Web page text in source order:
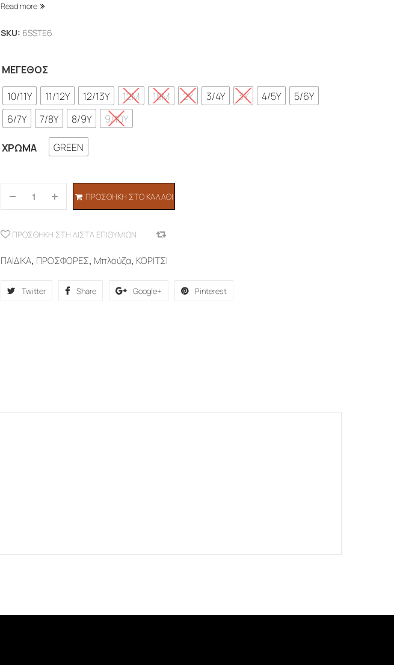
Read more
SKU: 6SSTE6
ΜΈΓΕΘΟΣ
10/11Y
11/12Y 12/13Y 12M 18M 2Y 3/4Y 3Y 4/5Y
5/6Y
6/7Y
7/8Y 8/9Y 9/10Y
ΧΡΏΜΑ GREEN
ΠΡΟΣΘΉΚΗ ΣΤΟ ΚΑΛΆΘΙ
ΠΡΟΣΘΉΚΗ ΣΤΗ ΛΊΣΤΑ ΕΠΙΘΥΜΙΏΝ
ΠΑΙΔΙΚΑ, ΠΡΟΣΦΟΡΕΣ, Μπλούζα, ΚΟΡΙΤΣΙ
Twitter Share Google+ Pinterest